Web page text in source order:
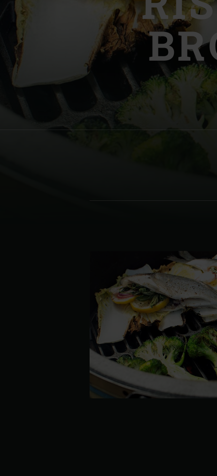
Denmark | Danmark
Estonia | Eesti
Finland | Suomi
France | France
Germany | Deutschland